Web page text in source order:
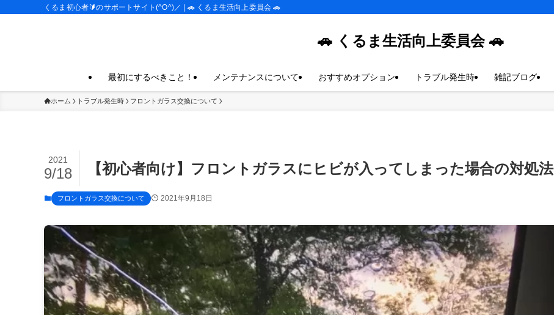
くるま初心者🔰のサポートサイト(^O^)／ | 🚗 くるま生活向上委員会 🚗
🚗 くるま生活向上委員会 🚗
最初にするべきこと！ メンテナンスについて おすすめオプション トラブル発生時 雑記ブログ
ホーム トラブル発生時 フロントガラス交換について
【初心者向け】フロントガラスにヒビが入ってしまった場合の対処法
2021
9/18
フロントガラス交換について 2021年9月18日